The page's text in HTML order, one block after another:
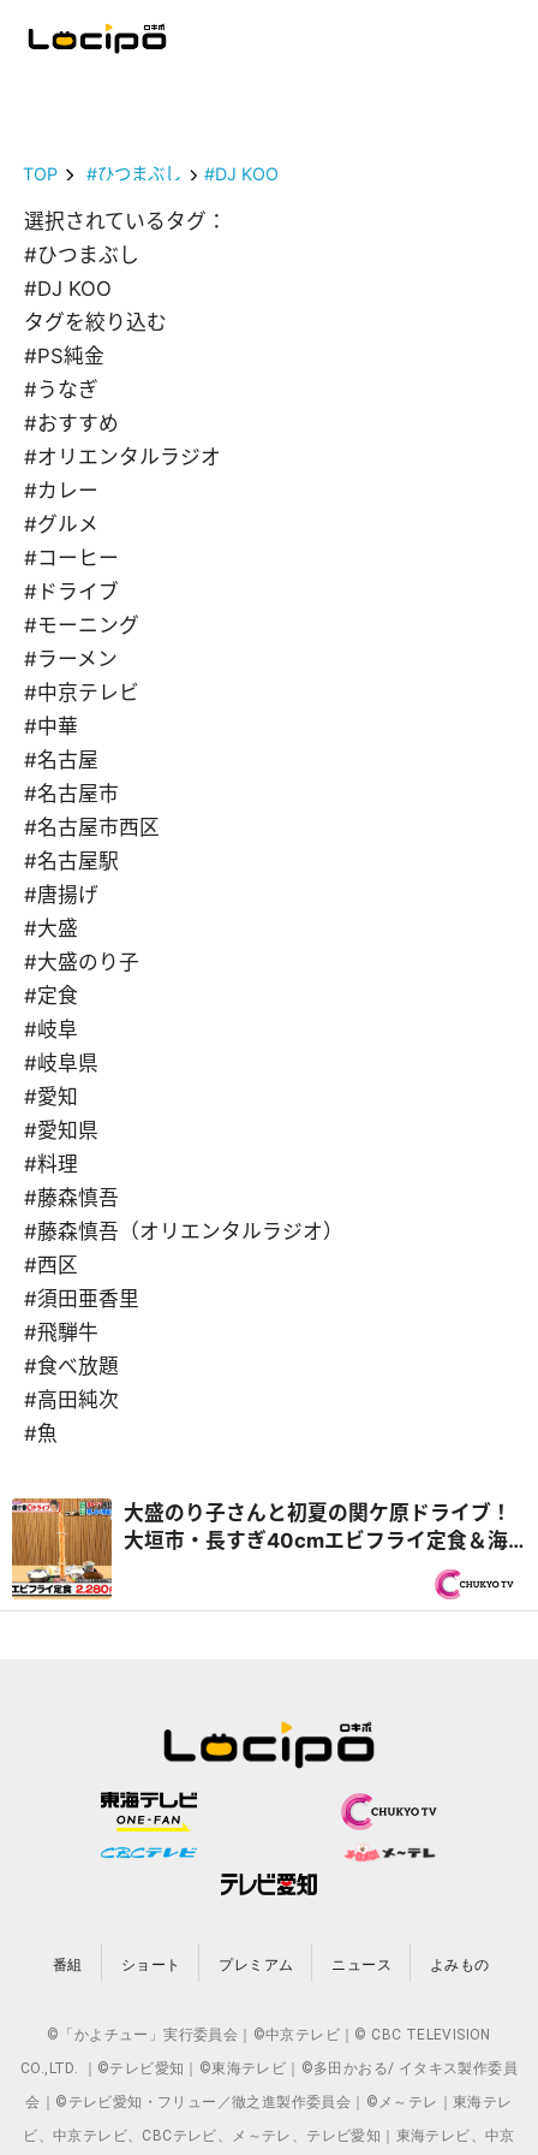
TOP #ひつまぶし #DJ KOO
選択されているタグ：
#ひつまぶし
#DJ KOO
タグを絞り込む
#PS純金
#うなぎ
#おすすめ
#オリエンタルラジオ
#カレー
#グルメ
#コーヒー
#ドライブ
#モーニング
#ラーメン
#中京テレビ
#中華
#名古屋
#名古屋市
#名古屋市西区
#名古屋駅
#唐揚げ
#大盛
#大盛のり子
#定食
#岐阜
#岐阜県
#愛知
#愛知県
#料理
#藤森慎吾
#藤森慎吾（オリエンタルラジオ）
#西区
#須田亜香里
#飛騨牛
#食べ放題
#高田純次
#魚
大盛のり子さんと初夏の関ケ原ドライブ！
大垣市・長すぎ40cmエビフライ定食＆海
津市・飛騨牛中華食べ放題！？『PS純金
番組 ショート プレミアム ニュース よみもの
©「かよチュー」実行委員会｜©中京テレビ｜© CBC TELEVISION
CO.,LTD. ｜©テレビ愛知｜©東海テレビ｜©多田かおる/ イタキス製作委員
会｜©テレビ愛知・フリュー／徹之進製作委員会｜©メ～テレ｜東海テレ
ビ、中京テレビ、CBCテレビ、メ～テレ、テレビ愛知｜東海テレビ、中京